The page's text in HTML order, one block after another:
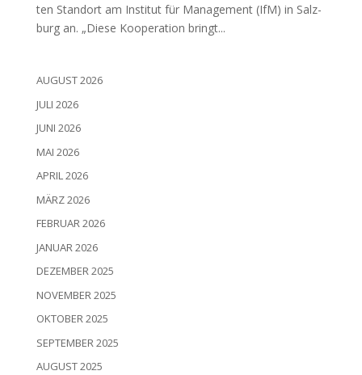
ten Stand­ort am Insti­tut für Manage­ment (IfM) in Salz­
burg an. „Die­se Koope­ra­ti­on bringt...
AUGUST 2026
JULI 2026
JUNI 2026
MAI 2026
APRIL 2026
MÄRZ 2026
FEBRUAR 2026
JANUAR 2026
DEZEMBER 2025
NOVEMBER 2025
OKTOBER 2025
SEPTEMBER 2025
AUGUST 2025